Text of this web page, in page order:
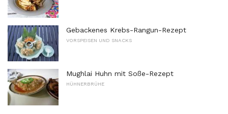
Gebackenes Krebs-Rangun-Rezept
VORSPEISEN UND SNACKS
Mughlai Huhn mit Soße-Rezept
HÜHNERBRÜHE